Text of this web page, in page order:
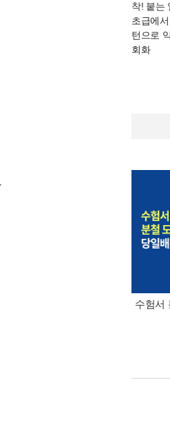
착! 붙는
초급에
턴으로
회화
수험서